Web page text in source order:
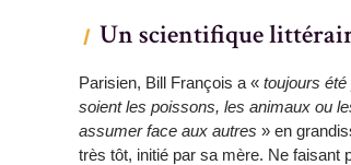
Un scientifique
Parisien, Bill François a « toujours
soient les poissons, les animaux ou
assumer face aux autres » en
très tôt, initié par sa mère. Ne faisant